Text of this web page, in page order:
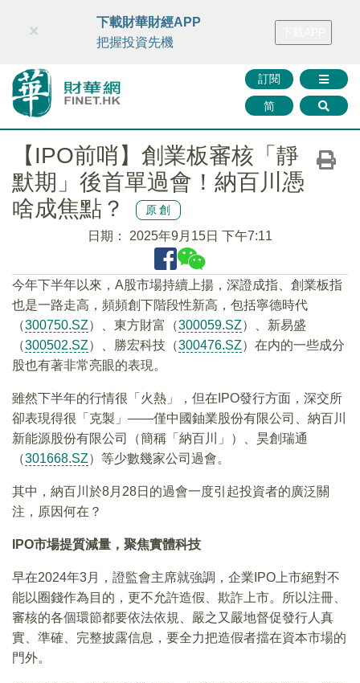
財華智庫網 FINTV FINMETA 財華證券 媒體矩陣
訂閱
简
×
下載財華財經APP
把握投資先機
【IPO前哨】創業板審核「靜
默期」後首單過會！納百川憑
啥成焦點？
原創
日期： 2025年9月15日 下午7:11
今年下半年以來，A股市場持續上揚，深證成指、創業板指
也是一路走高，頻頻創下階段性新高，包括寧德時代
（300750.SZ）、東方財富（300059.SZ）、新易盛
（300502.SZ）、勝宏科技（300476.SZ）在内的一些成分
股也有著非常亮眼的表現。
雖然下半年的行情很「火熱」，但在IPO發行方面，深交所
卻表現得很「克製」——僅中國鈾業股份有限公司、納百川
新能源股份有限公司（簡稱「納百川」）、昊創瑞通
（301668.SZ）等少數幾家公司過會。
其中，納百川於8月28日的過會一度引起投資者的廣泛關
注，原因何在？
IPO市場提質減量，聚焦實體科技
早在2024年3月，證監會主席就強調，企業IPO上市絕對不
能以圈錢作為目的，更不允許造假、欺詐上市。所以注冊、
審核的各個環節都要依法依規、嚴之又嚴地督促發行人真
實、準確、完整披露信息，要全力把造假者擋在資本市場的
門外。